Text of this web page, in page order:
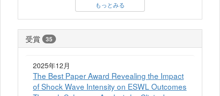
もっとみる
受賞 35
2025年12月
The Best Paper Award Revealing the Impact
of Shock Wave Intensity on ESWL Outcomes